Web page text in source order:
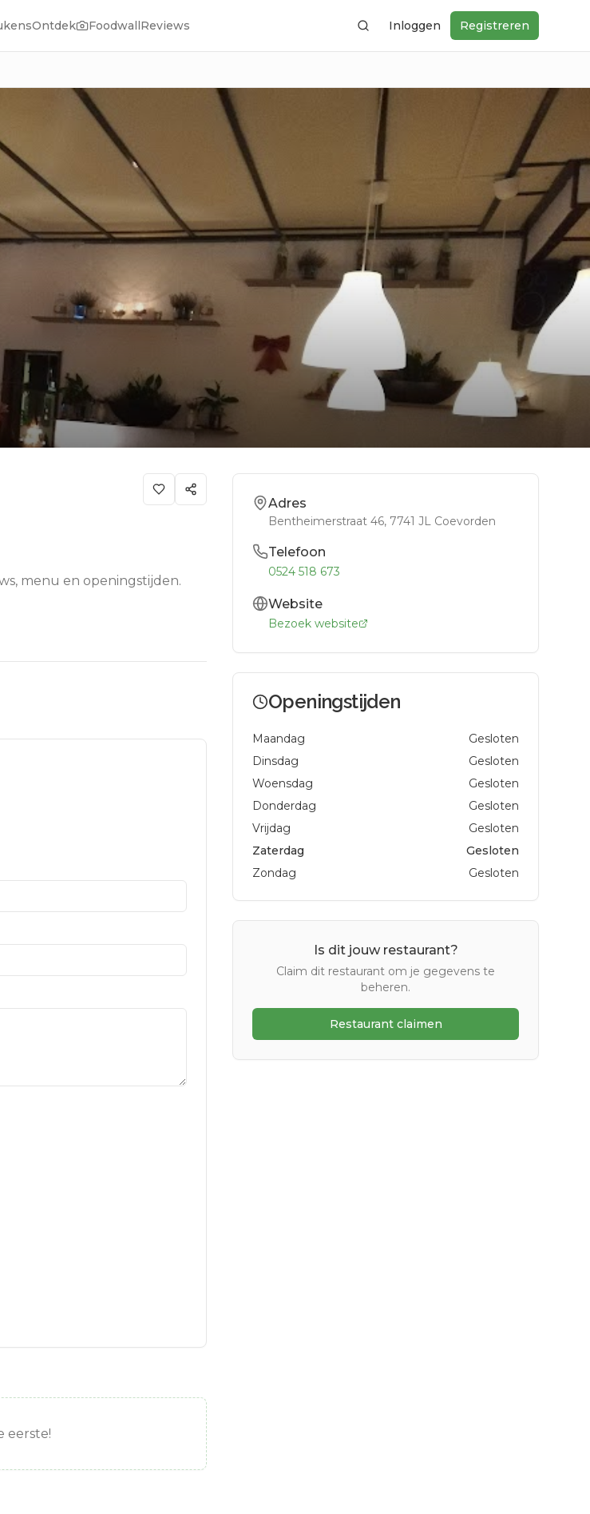
Ontdek FoodwallReviews ZoekenInloggen Registreren
menu en openingstijden.
eerste!
Adres
Bentheimerstraat 46, 7741 JL Coevorden
Telefoon
0524 518 673
Website
Bezoek website
Openingstijden
Maandag
Gesloten
Dinsdag
Gesloten
Woensdag
Gesloten
Donderdag
Gesloten
Vrijdag
Gesloten
Zaterdag
Gesloten
Zondag
Gesloten
Is dit jouw restaurant?
Claim dit restaurant om je gegevens te
beheren.
Restaurant claimen